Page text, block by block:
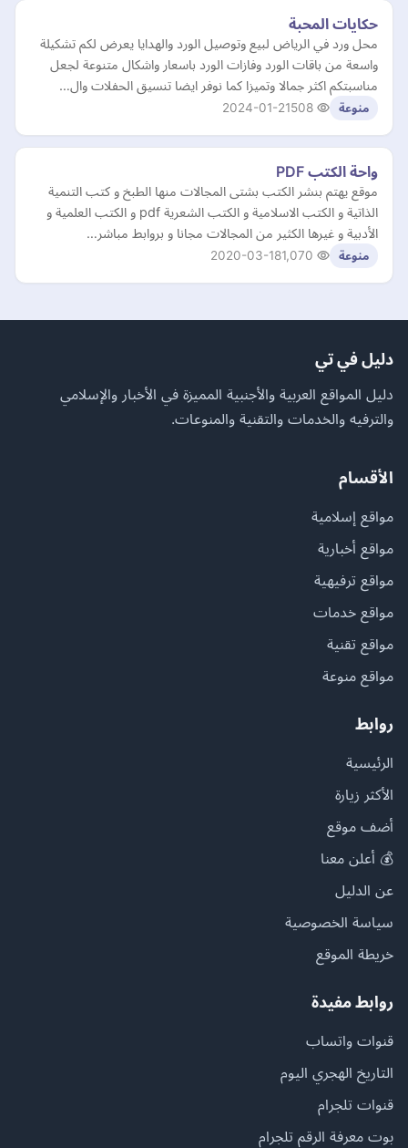
حكايات المحبة
محل ورد في الرياض لبيع وتوصيل الورد والهدايا يعرض لكم تشكيلة
واسعة من باقات الورد وفازات الورد باسعار واشكال متنوعة لجعل
مناسبتكم اكثر جمالا وتميزا كما نوفر ايضا تنسيق الحفلات وال…
منوعة 2024-01-21
واحة الكتب PDF
موقع يهتم بنشر الكتب بشتى المجالات منها الطبخ و كتب التنمية
الذاتية و الكتب الاسلامية و الكتب الشعرية pdf و الكتب العلمية و
الأدبية و غيرها الكثير من المجالات مجانا و بروابط مباشر…
منوعة 2020-03-18
دليل في تي
دليل المواقع العربية والأجنبية المميزة في الأخبار والإسلامي
والترفيه والخدمات والتقنية والمنوعات.
الأقسام
مواقع إسلامية
مواقع أخبارية
مواقع ترفيهية
مواقع خدمات
مواقع تقنية
مواقع منوعة
روابط
الرئيسية
الأكثر زيارة
أضف موقع
💰 أعلن معنا
عن الدليل
سياسة الخصوصية
خريطة الموقع
روابط مفيدة
قنوات واتساب
التاريخ الهجري اليوم
قنوات تلجرام
بوت معرفة الرقم تلجرام